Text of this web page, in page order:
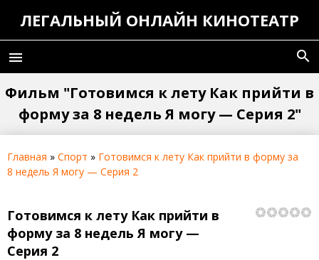
ЛЕГАЛЬНЫЙ ОНЛАЙН КИНОТЕАТР
menu search
Фильм "Готовимся к лету Как прийти в
форму за 8 недель Я могу — Серия 2"
Главная » Спорт » Готовимся к лету Как прийти в форму за
8 недель Я могу — Серия 2
Готовимся к лету Как прийти в
форму за 8 недель Я могу —
Серия 2